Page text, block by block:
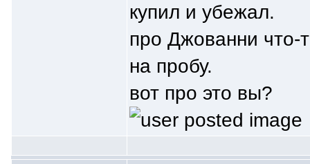
купил и убежал.
про Джованни
на пробу.
вот про это вы?